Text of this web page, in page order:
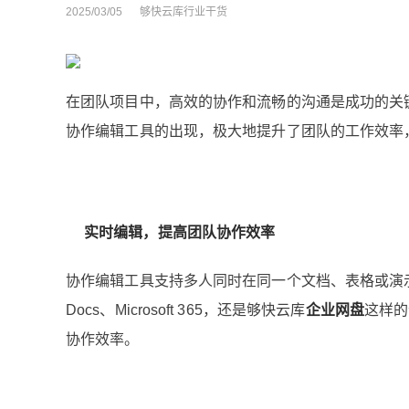
2025/03/05 够快云库行业干货
在团队项目中，高效的协作和流畅的沟通是成功的
协作编辑工具的出现，极大地提升了团队的工作效
实时编辑，提高团队协作效率
协作编辑工具支持多人同时在同一个文档、表格或
Docs、Microsoft 365，还是够快云库企业网盘这样
协作效率。